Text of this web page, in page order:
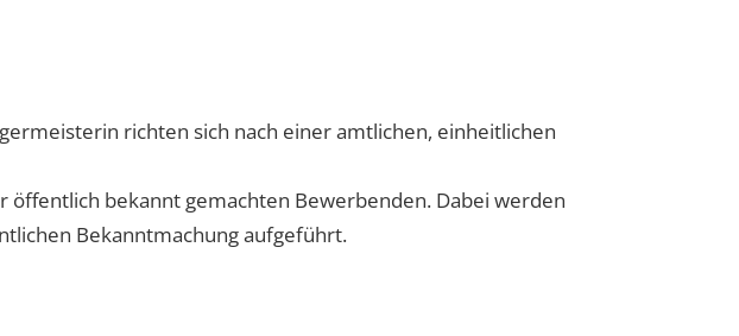
richten sich nach einer amtlichen, einheitlichen
bekannt gemachten Bewerbenden. Dabei werden
Bekanntmachung aufgeführt.